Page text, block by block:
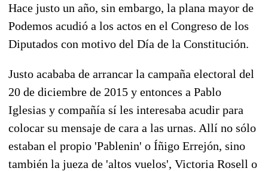
Hace justo un año, sin embargo, la plana mayor de
Podemos acudió a los actos en el Congreso de los
Diputados con motivo del Día de la Constitución.
Justo acababa de arrancar la campaña electoral del
20 de diciembre de 2015 y entonces a Pablo
Iglesias y compañía sí les interesaba acudir para
colocar su mensaje de cara a las urnas. Allí no sólo
estaban el propio 'Pablenin' o Íñigo Errejón, sino
también la jueza de 'altos vuelos', Victoria Rosell o